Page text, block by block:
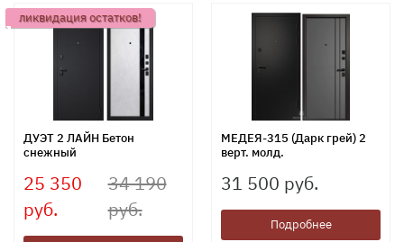
ликвидация остатков!
ДУЭТ 2 ЛАЙН Бетон
снежный
25 350
руб.
34 190
руб.
МЕДЕЯ-315 (Дарк грей) 2
верт. молд.
31 500 руб.
Подробнее